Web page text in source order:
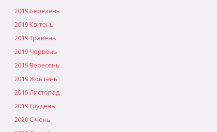
2019 Березень
2019 Квітень
2019 Травень
2019 Червень
2019 Вересень
2019 Жовтень
2019 Листопад
2019 Грудень
2020 Січень